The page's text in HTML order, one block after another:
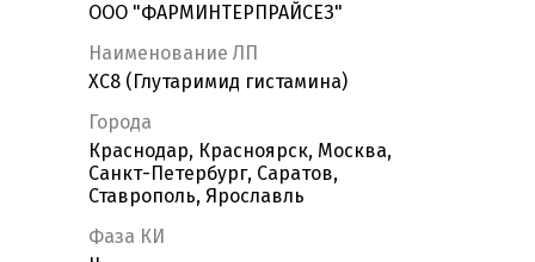
ООО "ФАРМИНТЕРПРАЙСЕЗ"
Наименование ЛП
XC8 (Глутаримид гистамина)
Города
Краснодар, Красноярск, Москва,
Санкт-Петербург, Саратов,
Ставрополь, Ярославль
Фаза КИ